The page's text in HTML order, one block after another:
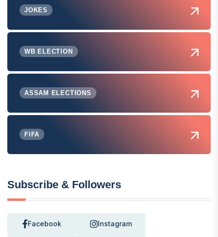
JOKES
WB ELECTION
ASSAM ELECTIONS
FIFA
Subscribe & Followers
Facebook Instagram